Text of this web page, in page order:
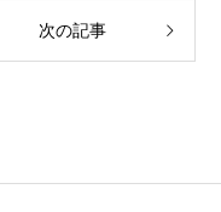
次の記事